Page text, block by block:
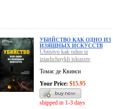
УБИЙСТВО КАК ОДНО ИЗ
ИЗЯЩНЫХ ИСКУССТВ
Ubiistvo kak odno iz
iziashchnykh iskusstv
Томас де Квинси
Your Price: $15.95
shipped in 1-3 days